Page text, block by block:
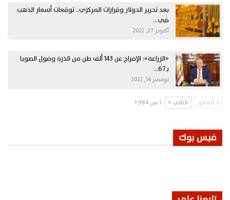
بعد تحرير الدولار وقرارات المركزي.. توقعات أسعار الذهب
في…
أكتوبر 27, 2022
«الزراعة»: الإفراج عن 143 ألف طن من الذرة وفول الصويا
بـ67…
نوفمبر 14, 2022
السابق التالي 1 من 1٬984
فيس بوك